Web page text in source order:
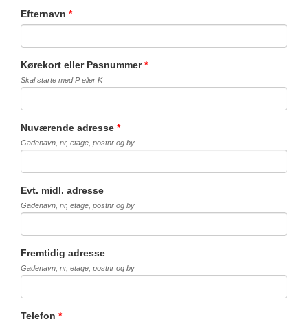
Efternavn *
Kørekort eller Pasnummer*
Skal starte med P eller K
Nuværende adresse *
Gadenavn, nr, etage, postnr og by
Evt. midl. adresse
Gadenavn, nr, etage, postnr og by
Fremtidig adresse
Gadenavn, nr, etage, postnr og by
Telefon *